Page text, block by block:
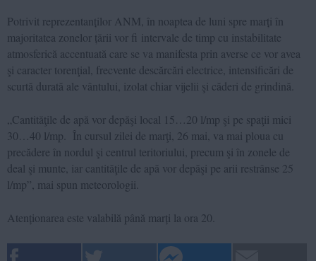
Potrivit reprezentanților ANM, în noaptea de luni spre marți în
majoritatea zonelor țării vor fi intervale de timp cu instabilitate
atmosferică accentuată care se va manifesta prin averse ce vor avea
şi caracter torenţial, frecvente descărcări electrice, intensificări de
scurtă durată ale vântului, izolat chiar vijelii şi căderi de grindină.
„Cantităţile de apă vor depăşi local 15…20 l/mp şi pe spaţii mici
30…40 l/mp. În cursul zilei de marţi, 26 mai, va mai ploua cu
precădere în nordul şi centrul teritoriului, precum şi în zonele de
deal şi munte, iar cantităţile de apă vor depăşi pe arii restrânse 25
l/mp”, mai spun meteorologii.
Atenționarea este valabilă până marți la ora 20.